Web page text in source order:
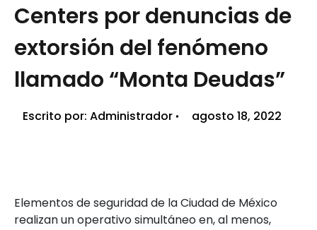
Centers por denuncias de
extorsión del fenómeno
llamado “Monta Deudas”
Escrito por: Administrador agosto 18, 2022
Elementos de seguridad de la Ciudad de México
realizan un operativo simultáneo en, al menos,